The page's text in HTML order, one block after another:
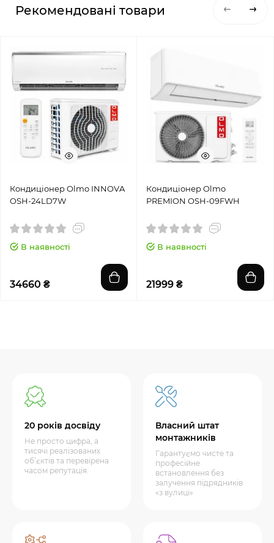
Рекомендовані товари
Кондиціонер Olmo INNOVA
OSH-24LD7W
В наявності
34660 ₴
Кондиціонер Olmo
PREMION OSH-09FWH
В наявності
21999 ₴
20 років досвіду
Не просто цифра, а
тисячі реалізованих
об’єктів та перевірена
часом репутація.
Власний штат
монтажників
Гарантуємо чисте та
професійне
встановлення без
залучення підрядників
«з вулиці»